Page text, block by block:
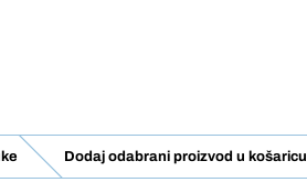
Dodaj odabrani proizvod u košaricu